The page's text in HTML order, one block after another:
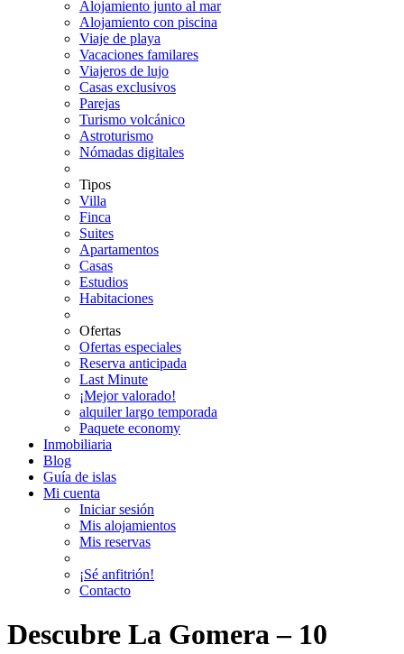
Alojamiento junto al mar
Alojamiento con piscina
Viaje de playa
Vacaciones familares
Viajeros de lujo
Casas exclusivos
Parejas
Turismo volcánico
Astroturismo
Nómadas digitales
Tipos
Villa
Finca
Suites
Apartamentos
Casas
Estudios
Habitaciones
Ofertas
Ofertas especiales
Reserva anticipada
Last Minute
¡Mejor valorado!
alquiler largo temporada
Paquete economy
Inmobiliaria
Blog
Guía de islas
Mi cuenta
Iniciar sesión
Mis alojamientos
Mis reservas
¡Sé anfitrión!
Contacto
Descubre La Gomera – 10